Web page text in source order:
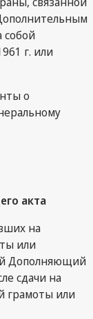
собой
г. или
о
акта
на
или
Дополняющий
сдачи на
грамоты или